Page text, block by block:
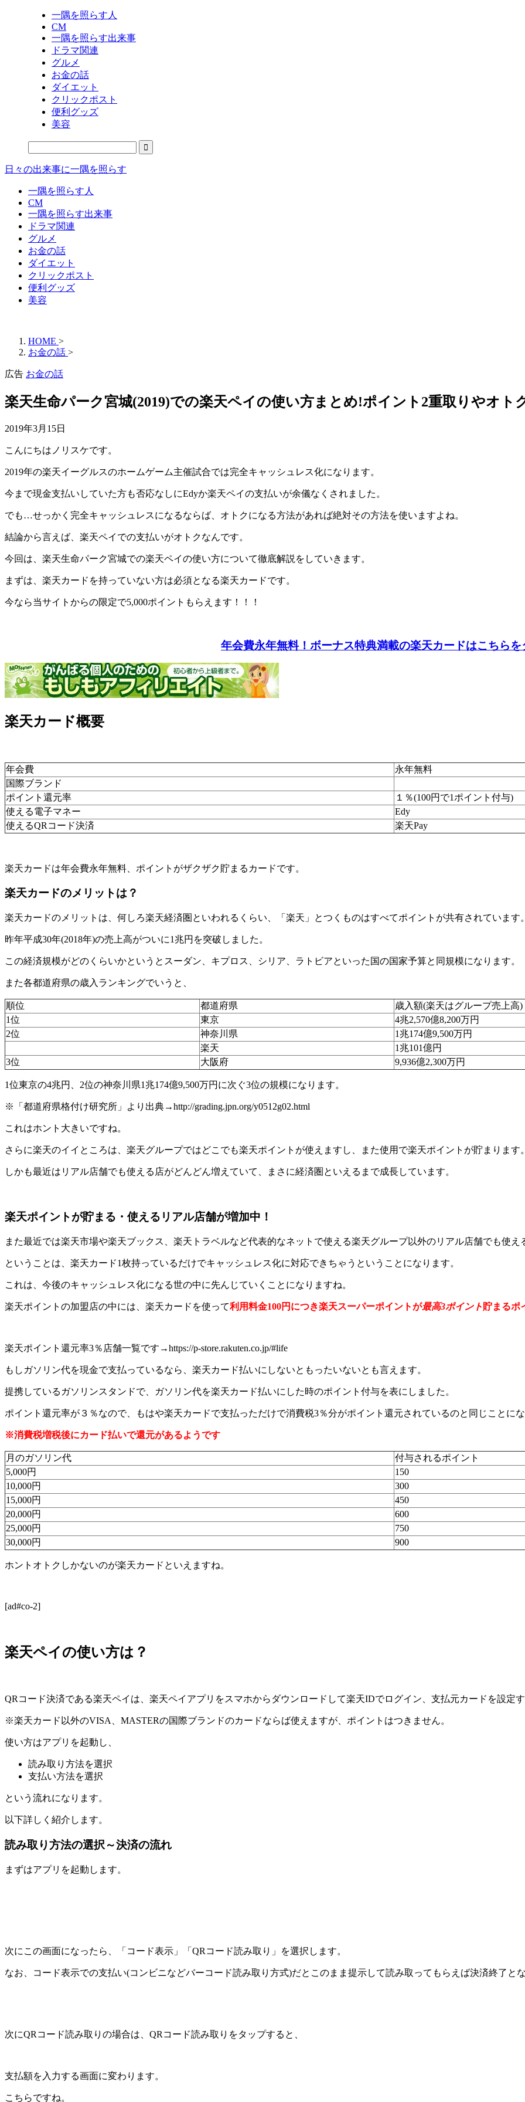
一隅を照らす人
CM
一隅を照らす出来事
ドラマ関連
グルメ
お金の話
ダイエット
クリックポスト
便利グッズ
美容
日々の出来事に一隅を照らす
一隅を照らす人
CM
一隅を照らす出来事
ドラマ関連
グルメ
お金の話
ダイエット
クリックポスト
便利グッズ
美容
HOME >
お金の話 >
広告 お金の話
楽天生命パーク宮城(2019)での楽天ペイの使い方まとめ!ポイント2重取りやオト
2019年3月15日
こんにちはノリスケです。
2019年の楽天イーグルスのホームゲーム主催試合では完全キャッシュレス化になります。
今まで現金支払いしていた方も否応なしにEdyか楽天ペイの支払いが余儀なくされました。
でも…せっかく完全キャッシュレスになるならば、オトクになる方法があれば絶対その方法を使いますよね。
結論から言えば、楽天ペイでの支払いがオトクなんです。
今回は、楽天生命パーク宮城での楽天ペイの使い方について徹底解説をしていきます。
まずは、楽天カードを持っていない方は必須となる楽天カードです。
今なら当サイトからの限定で5,000ポイントもらえます！！！
年会費永年無料！ボーナス特典満載の楽天カードはこちらを
楽天カード概要
年会費
永年無料
国際ブランド
ポイント還元率
１％(100円で1ポイント付与)
使える電子マネー
Edy
使えるQRコード決済
楽天Pay
楽天カードは年会費永年無料、ポイントがザクザク貯まるカードです。
楽天カードのメリットは？
楽天カードのメリットは、何しろ楽天経済圏といわれるくらい、「楽天」とつくものはすべてポイントが共有されています
昨年平成30年(2018年)の売上高がついに1兆円を突破しました。
この経済規模がどのくらいかというとスーダン、キプロス、シリア、ラトビアといった国の国家予算と同規模になります。
また各都道府県の歳入ランキングでいうと、
順位 都道府県
歳入額(楽天はグループ売上高)
1位
東京
4兆2,570億8,200万円
2位
神奈川県
1兆174億9,500万円
楽天
1兆101億円
3位
大阪府 9,936億2,300万円
1位東京の4兆円、2位の神奈川県1兆174億9,500万円に次ぐ3位の規模になります。
※「都道府県格付け研究所」より出典→http://grading.jpn.org/y0512g02.html
これはホント大きいですね。
さらに楽天のイイところは、楽天グループではどこでも楽天ポイントが使えますし、また使用で楽天ポイントが貯まります
しかも最近はリアル店舗でも使える店がどんどん増えていて、まさに経済圏といえるまで成長しています。
楽天ポイントが貯まる・使えるリアル店舗が増加中！
また最近では楽天市場や楽天ブックス、楽天トラベルなど代表的なネットで使える楽天グループ以外のリアル店舗でも使え
ということは、楽天カード1枚持っているだけでキャッシュレス化に対応できちゃうということになります。
これは、今後のキャッシュレス化になる世の中に先んじていくことになりますね。
楽天ポイントの加盟店の中には、楽天カードを使って利用料金100円につき楽天スーパーポイントが最高3ポイント貯まるポ
楽天ポイント還元率3％店舗一覧です→https://p-store.rakuten.co.jp/#life
もしガソリン代を現金で支払っているなら、楽天カード払いにしないともったいないとも言えます。
提携しているガソリンスタンドで、ガソリン代を楽天カード払いにした時のポイント付与を表にしました。
ポイント還元率が３％なので、もはや楽天カードで支払っただけで消費税3％分がポイント還元されているのと同じことに
※消費税増税後にカード払いで還元があるようです
月のガソリン代
付与されるポイント
5,000円
150
10,000円
300
15,000円
450
20,000円
600
25,000円
750
30,000円
900
ホントオトクしかないのが楽天カードといえますね。
[ad#co-2]
楽天ペイの使い方は？
QRコード決済である楽天ペイは、楽天ペイアプリをスマホからダウンロードして楽天IDでログイン、支払元カードを設定
※楽天カード以外のVISA、MASTERの国際ブランドのカードならば使えますが、ポイントはつきません。
使い方はアプリを起動し、
読み取り方法を選択
支払い方法を選択
という流れになります。
以下詳しく紹介します。
読み取り方法の選択～決済の流れ
まずはアプリを起動します。
次にこの画面になったら、「コード表示」「QRコード読み取り」を選択します。
なお、コード表示での支払い(コンビニなどバーコード読み取り方式)だとこのまま提示して読み取ってもらえば決済終了と
次にQRコード読み取りの場合は、QRコード読み取りをタップすると、
支払額を入力する画面に変わります。
こちらですね。